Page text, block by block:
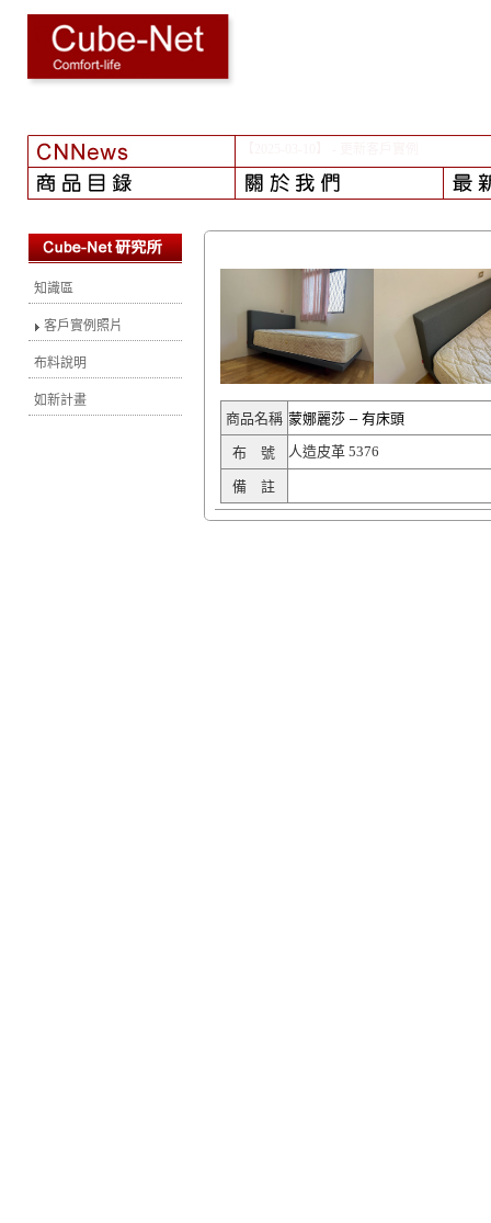
知識區
客戶實例照片
布料說明
如新計畫
商品名稱 蒙娜麗莎 – 有床頭
布 號 人造皮革 5376
備 註